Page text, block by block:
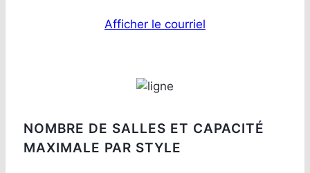
Afficher le courriel
NOMBRE DE SALLES ET CAPACITÉ
MAXIMALE PAR STYLE